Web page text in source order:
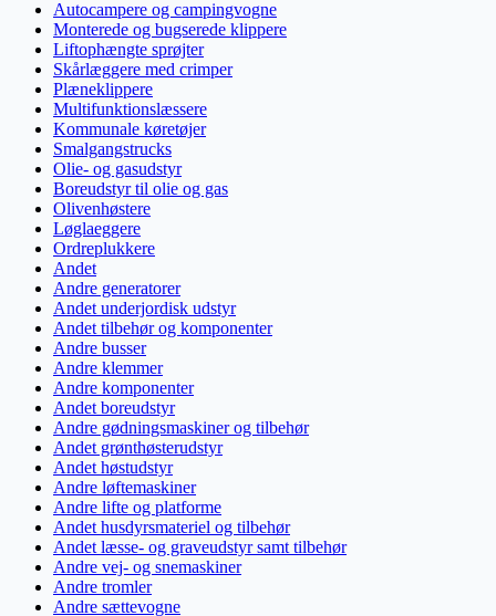
Autocampere og campingvogne
Monterede og bugserede klippere
Liftophængte sprøjter
Skårlæggere med crimper
Plæneklippere
Multifunktionslæssere
Kommunale køretøjer
Smalgangstrucks
Olie- og gasudstyr
Boreudstyr til olie og gas
Olivenhøstere
Løglaeggere
Ordreplukkere
Andet
Andre generatorer
Andet underjordisk udstyr
Andet tilbehør og komponenter
Andre busser
Andre klemmer
Andre komponenter
Andet boreudstyr
Andre gødningsmaskiner og tilbehør
Andet grønthøsterudstyr
Andet høstudstyr
Andre løftemaskiner
Andre lifte og platforme
Andet husdyrsmateriel og tilbehør
Andet læsse- og graveudstyr samt tilbehør
Andre vej- og snemaskiner
Andre tromler
Andre sættevogne